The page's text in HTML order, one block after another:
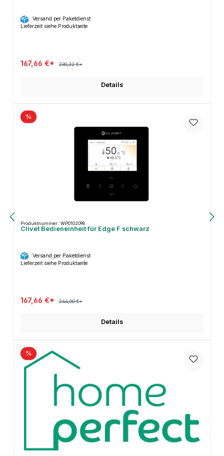
Versand per Paketdienst
Lieferzeit siehe Produktseite
167,66 €* 230,22 €*
Details
%
Produktnummer: WP0102098
Clivet Bedieneinheit für Edge F schwarz
Versand per Paketdienst
Lieferzeit siehe Produktseite
167,66 €* 244,00 €*
Details
%